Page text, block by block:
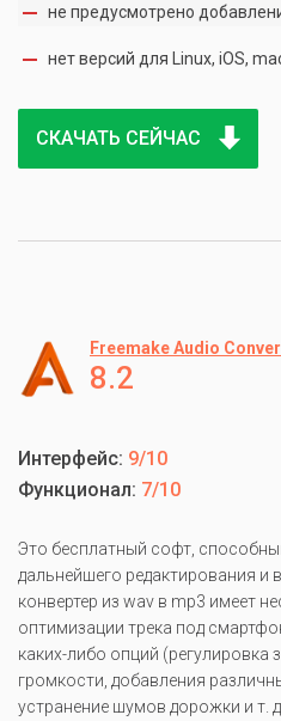
не предусмотрено
нет версий для Linux, iOS,
СКАЧАТЬ СЕЙЧАС
Freemake Audio
8.2
Интерфейс: 9/10
Функционал: 7/10
Это бесплатный софт,
дальнейшего редактирования и
конвертер из wav в mp3 имеет
оптимизации трека под
каких-либо опций (регулировка
громкости, добавления
устранение шумов дорожки и т.